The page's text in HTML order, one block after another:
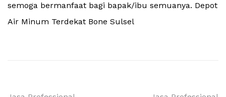
semoga bermanfaat bagi bapak/ibu semuanya. Depot
Air Minum Terdekat Bone Sulsel